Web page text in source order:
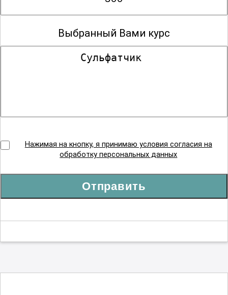
Выбранный Вами курс
Нажимая на кнопку, я принимаю условия согласия на
обработку персональных данных
Отправить